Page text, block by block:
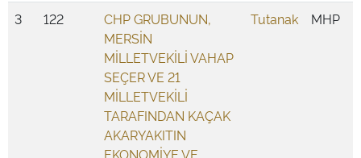
3
122
CHP GRUBUNUN,
MERSİN
MİLLETVEKİLİ VAHAP
SEÇER VE 21
MİLLETVEKİLİ
TARAFINDAN KAÇAK
AKARYAKITIN
EKONOMİYE VE
Tutanak MHP